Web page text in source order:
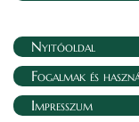
Nyitóoldal
Fogalmak és
Impresszum